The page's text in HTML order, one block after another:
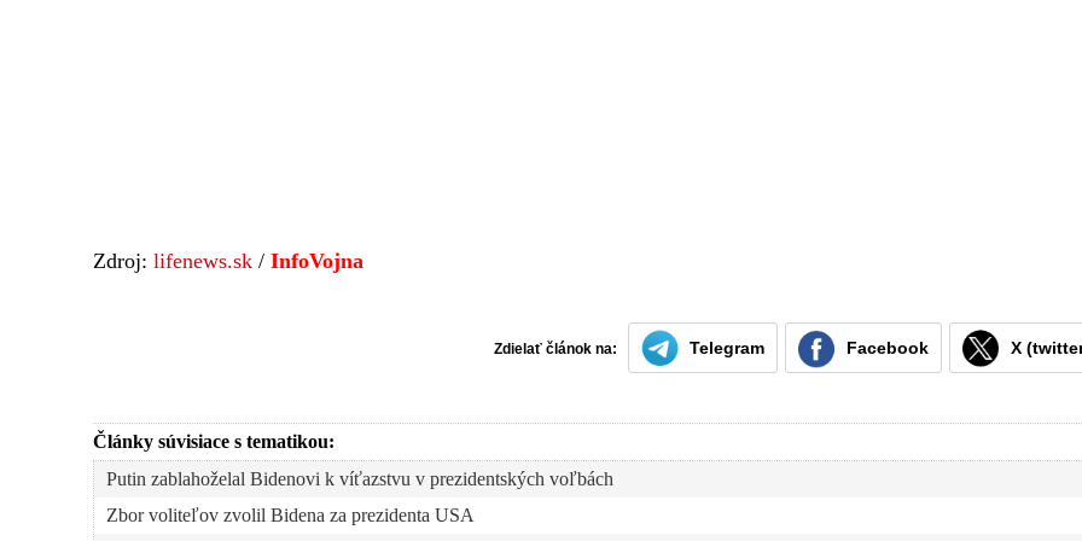
Zdroj: lifenews.sk / InfoVojna
Zdielať článok na: Telegram Facebook X
Články súvisiace s tematikou:
Putin zablahoželal Bidenovi k víťazstvu v prezidentských voľbách
Zbor voliteľov zvolil Bidena za prezidenta USA